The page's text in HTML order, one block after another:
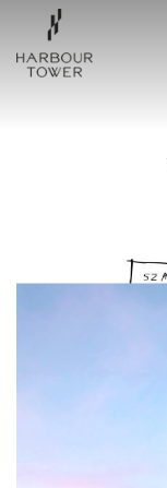
Ginevra + Ott